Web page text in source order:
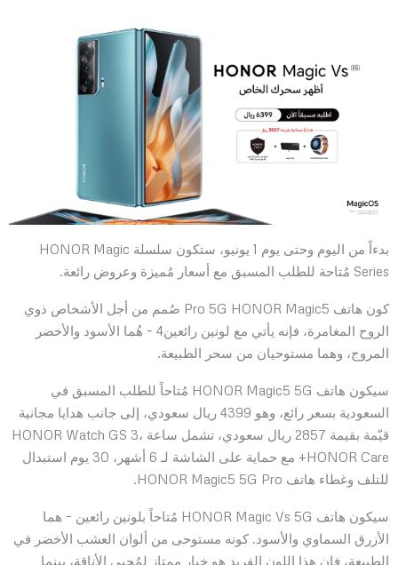
بدءاً من اليوم وحتى يوم 1 يونيو، ستكون سلسلة HONOR Magic
Series مُتاحة للطلب المسبق مع أسعار مُميزة وعروض رائعة.
كون هاتف Pro 5G HONOR Magic5 صُمم من أجل الأشخاص ذوي
الروح المغامرة، فإنه يأتي مع لونين رائعين4 – هُما الأسود والأخضر
المروج، وهما مستوحيان من سحر الطبيعة.
سيكون هاتف HONOR Magic5 5G مُتاحاً للطلب المسبق في
السعودية بسعر رائع، وهو 4399 ريال سعودي، إلى جانب هدايا مجانية
قيّمة بقيمة 2857 ريال سعودي، تشمل ساعة HONOR Watch GS 3،
HONOR Care+ مع حماية على الشاشة لـ 6 أشهر، 30 يوم استبدال
للتلف وغطاء هاتف HONOR Magic5 5G Pro.
سيكون هاتف HONOR Magic Vs 5G مُتاحاً بلونين رائعين – هما
الأزرق السماوي والأسود. كونه مستوحى من ألوان العشب الأخضر في
الطبيعة، فإن هذا اللون الفريد هو خيار ممتاز لمُحبي الأناقة، بينما